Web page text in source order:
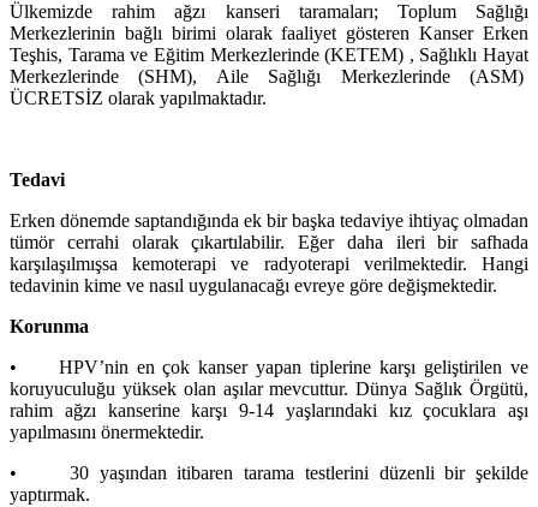
Ülkemizde rahim ağzı kanseri taramaları; Toplum Sağlığı
Merkezlerinin bağlı birimi olarak faaliyet gösteren Kanser Erken
Teşhis, Tarama ve Eğitim Merkezlerinde (KETEM) , Sağlıklı Hayat
Merkezlerinde (SHM), Aile Sağlığı Merkezlerinde (ASM)
ÜCRETSİZ olarak yapılmaktadır.
Tedavi
Erken dönemde saptandığında ek bir başka tedaviye ihtiyaç olmadan
tümör cerrahi olarak çıkartılabilir. Eğer daha ileri bir safhada
karşılaşılmışsa kemoterapi ve radyoterapi verilmektedir. Hangi
tedavinin kime ve nasıl uygulanacağı evreye göre değişmektedir.
Korunma
• HPV’nin en çok kanser yapan tiplerine karşı geliştirilen ve
koruyuculuğu yüksek olan aşılar mevcuttur. Dünya Sağlık Örgütü,
rahim ağzı kanserine karşı 9-14 yaşlarındaki kız çocuklara aşı
yapılmasını önermektedir.
• 30 yaşından itibaren tarama testlerini düzenli bir şekilde
yaptırmak.